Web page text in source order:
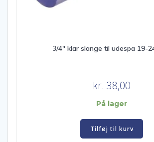
3/4″ klar slange til udespa 19-
kr. 38,00
På lager
Tilføj til kurv